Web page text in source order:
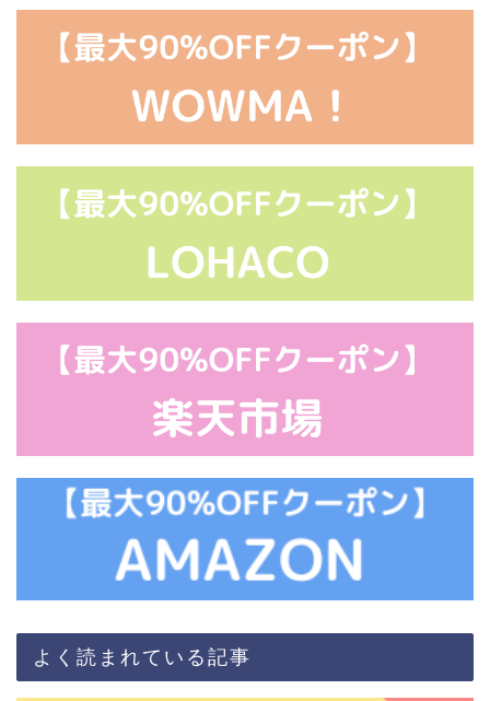
よく読まれている記事